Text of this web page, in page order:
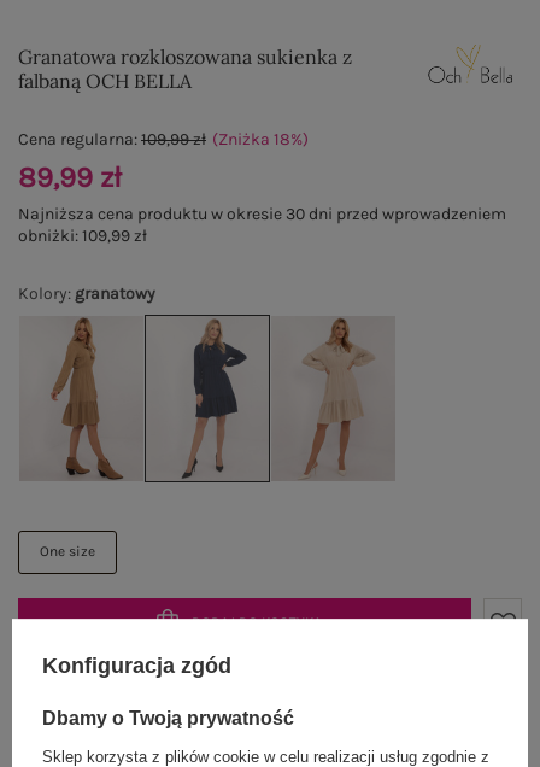
Granatowa rozkloszowana sukienka z
falbaną OCH BELLA
Kolory: granatowy
One size
Cena regularna:109,99 zł (Zniżka 18%)
89,99 zł
Najniższa cena produktu w okresie 30 dni przed wprowadzeniem
obniżki:109,99 zł
DODAJ DO KOSZYKA
Możesz kupić także poprzez:
Konfiguracja zgód
Dbamy o Twoją prywatność
Sklep korzysta z plików cookie w celu realizacji usług zgodnie z